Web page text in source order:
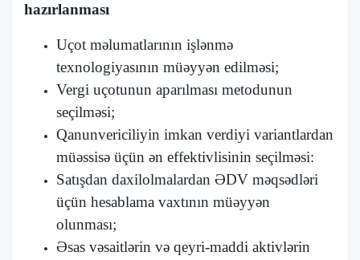
hazırlanması
Uçot məlumatlarının işlənmə
texnologiyasının müəyyən edilməsi;
Vergi uçotunun aparılması metodunun
seçilməsi;
Qanunvericiliyin imkan verdiyi variantlardan
müəssisə üçün ən effektivlisinin seçilməsi:
Satışdan daxilolmalardan ƏDV məqsədləri
üçün hesablama vaxtının müəyyən
olunması;
Əsas vəsaitlərin və qeyri-maddi aktivlərin